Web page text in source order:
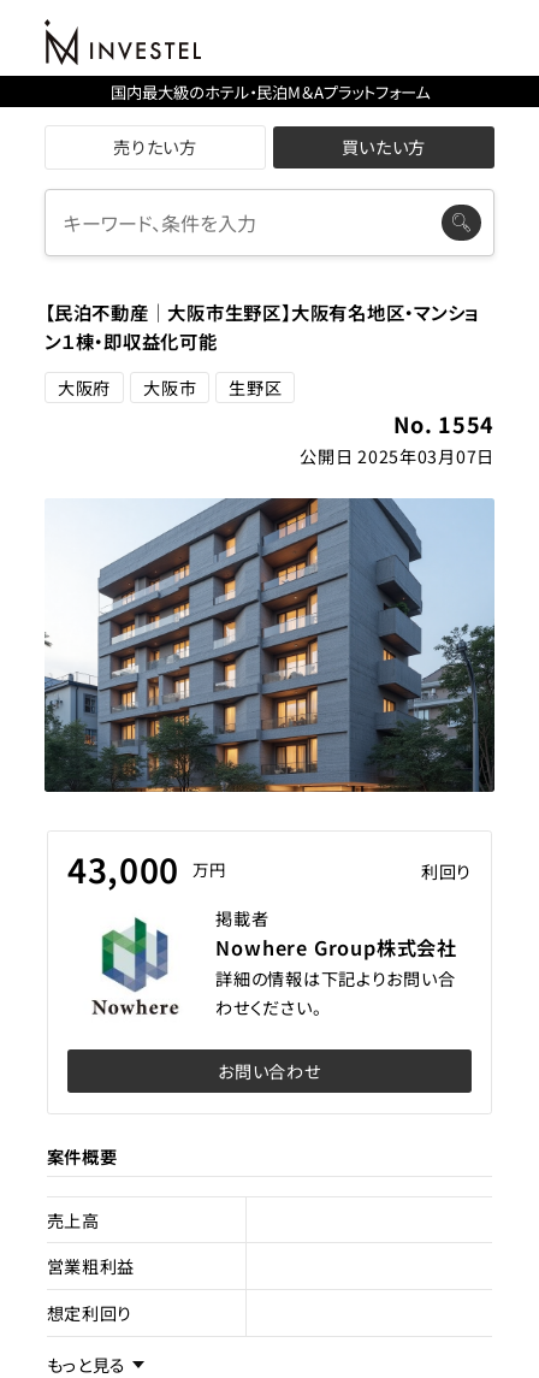
国内最大級のホテル・民泊M＆Aプラットフォーム
売りたい方 買いたい方
【民泊不動産│大阪市生野区】大阪有名地区・マンショ
ン１棟・即収益化可能
大阪府 大阪市 生野区
No. 1554
公開日 2025年03月07日
43,000 万円
利回り
掲載者
Nowhere Group株式会社
詳細の情報は下記よりお問い合
わせください。
お問い合わせ
案件概要
売上高
営業粗利益
想定利回り
売却スキーム
もっと見る